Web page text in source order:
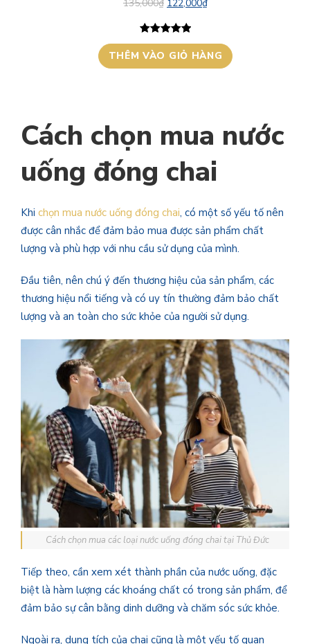
ĐANG
135,000₫ 122,000₫
5.00trên 5
dựa trên
1
THÊM VÀO GIỎ HÀNG
Cách chọn mua nước
uống đóng chai
Khi chọn mua nước uống đóng chai, có một số yếu tố nên
được cân nhắc để đảm bảo mua được sản phẩm chất
lượng và phù hợp với nhu cầu sử dụng của mình.
Đầu tiên, nên chú ý đến thương hiệu của sản phẩm, các
thương hiệu nổi tiếng và có uy tín thường đảm bảo chất
lượng và an toàn cho sức khỏe của người sử dụng.
Cách chọn mua các loại nước uống đóng chai tại Thủ Đức
Tiếp theo, cần xem xét thành phần của nước uống, đặc
biệt là hàm lượng các khoáng chất có trong sản phẩm, để
đảm bảo sự cân bằng dinh dưỡng và chăm sóc sức khỏe.
Ngoài ra, dung tích của chai cũng là một yếu tố quan